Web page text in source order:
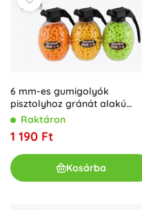
6 mm-es gumigolyók
pisztolyhoz gránát alakú
tartályban (800 db, 3 szín)
Raktáron
1 190 Ft
Kosárba